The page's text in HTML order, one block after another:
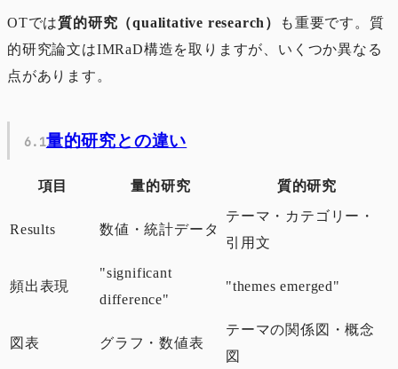
OTでは質的研究（qualitative research）
も重要です。質
的研究論文はIMRaD構造を取りますが、いくつか異なる
点があります。
量的研究との違い
項目 量的研究 質的研究
Results 数値・統計データ
テーマ・カテゴリー・
引用文
頻出表現
"significant
difference"
"themes emerged"
図表 グラフ・数値表
テーマの関係図・概念
図